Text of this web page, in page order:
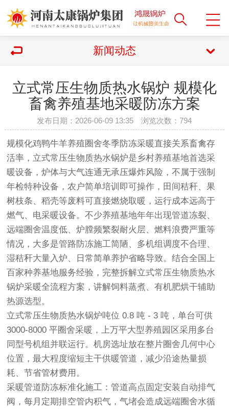
新闻动态
立式常压生物质热水锅炉 规模化
畜禽养殖基地采暖防冻方案
发布日期：2026-06-09 13:35 浏览次数：794
规模化鸡鸭牛羊养殖圈舍冬季防冻采暖直接关系畜禽存
活率，立式常压生物质热水锅炉是乡村养殖基地首选采
暖设备，炉体与大气连通无承压爆炸风险，不属于强制
年检特种设备，农户简单培训即可操作，田间秸秆、果
树枝条、稻壳等废料可直接燃烧取暖，运行成本远高于
燃气、电采暖设备。不少养殖基地年年出现管道冻裂、
远端圈舍温度低、炉膛频繁裂耐火层、燃料浪费严重等
情况，大多是管路防冻施工简陋、多机组调度不合理、
湿秸秆大量入炉、日常简单养护省略导致。结合全国上
百家种养基地服务经验，完整拆解立式常压生物质热水
锅炉采暖全流程方案，讲解饲料蒸煮、有机肥烘干辅助
热源选型。
立式常压生物质热水锅炉吨位 0.8 吨 - 3 吨，单台可供
3000-8000 平圈舍采暖，上万平大型养殖园区采用多台
同型号机组并联运行。机房选址放在整片圈舍几何中心
位置，最大程度缩短主干供暖管道，减少沿途热量损
耗、节省管材费用。
采暖管道防冻标准化施工：管道高点固定安装自动排气
阀，每月定期排空管内积气，气堵会造成远端圈舍水循